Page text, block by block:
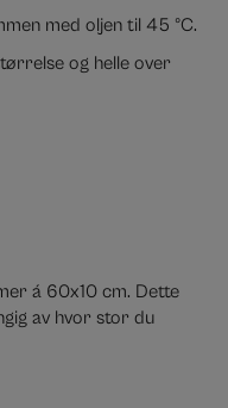
med oljen til 45 ºC.
og helle over
á 60x10 cm. Dette
av hvor stor du